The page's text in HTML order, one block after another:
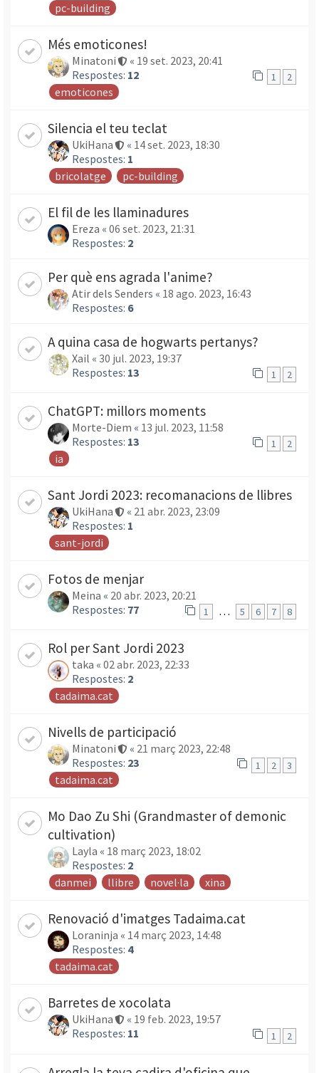
pc-building
Més emoticones!
Minatoni « 19 set. 2023, 20:41
Respostes: 12 1 2
emoticones
Silencia el teu teclat
UkiHana « 14 set. 2023, 18:30
Respostes: 1
bricolatge
pc-building
El fil de les llaminadures
Ereza « 06 set. 2023, 21:31
Respostes: 2
Per què ens agrada l'anime?
Atir dels Senders « 18 ago. 2023, 16:43
Respostes: 6
A quina casa de hogwarts pertanys?
Xail « 30 jul. 2023, 19:37
Respostes: 13 1 2
ChatGPT: millors moments
Morte-Diem « 13 jul. 2023, 11:58
Respostes: 13 1 2
ia
Sant Jordi 2023: recomanacions de llibres
UkiHana « 21 abr. 2023, 23:09
Respostes: 1
sant-jordi
Fotos de menjar
Meina « 20 abr. 2023, 20:21
Respostes: 77 1 … 5 6 7 8
Rol per Sant Jordi 2023
taka « 02 abr. 2023, 22:33
Respostes: 2
tadaima.cat
Nivells de participació
Minatoni « 21 març 2023, 22:48
Respostes: 23 1 2 3
tadaima.cat
Mo Dao Zu Shi (Grandmaster of demonic
cultivation)
Layla « 18 març 2023, 18:02
Respostes: 2
danmei
llibre novel·la xina
Renovació d'imatges Tadaima.cat
Loraninja « 14 març 2023, 14:48
Respostes: 4
tadaima.cat
Barretes de xocolata
UkiHana « 19 feb. 2023, 19:57
Respostes: 11 1 2